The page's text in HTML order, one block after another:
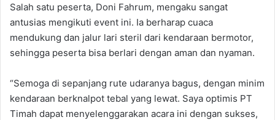
Salah satu peserta, Doni Fahrum, mengaku sangat
antusias mengikuti event ini. Ia berharap cuaca
mendukung dan jalur lari steril dari kendaraan bermotor,
sehingga peserta bisa berlari dengan aman dan nyaman.
“Semoga di sepanjang rute udaranya bagus, dengan minim
kendaraan berknalpot tebal yang lewat. Saya optimis PT
Timah dapat menyelenggarakan acara ini dengan sukses,